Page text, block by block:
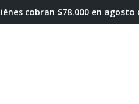
cobran $78.000 en agosto